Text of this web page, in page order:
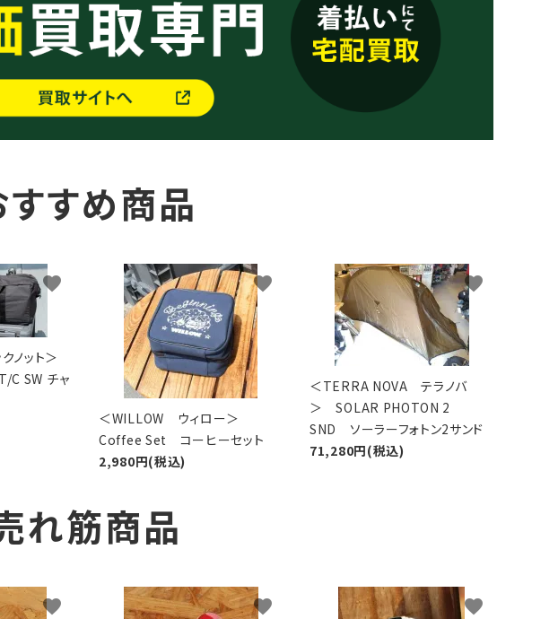
すすめ商品
ノット＞
C SW チャ
favorite
＜WILLOW ウィロー＞
Coffee Set コーヒーセット
2,980円(税込)
favorite
＜TERRA NOVA テラノバ
＞ SOLAR PHOTON 2
SND ソーラーフォトン2サンド
71,280円(税込)
favorite
れ筋商品
favorite favorite favorite